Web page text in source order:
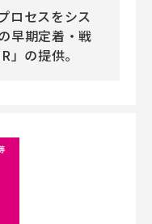
ロセスをシス
早期定着・戦
の提供。